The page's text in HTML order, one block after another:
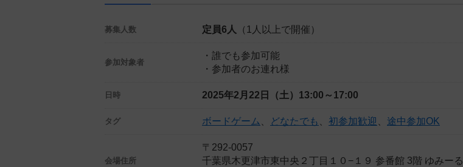
募集人数 定員6人 （1人以上で開催）
参加対象者
・誰でも参加可能
・参加者のお連れ様
日時 2025年2月22日（土） 13:00～17:00
タグ ボードゲーム どなたでも 初参加歓迎 途中参加OK
会場住所
〒292-0057
千葉県木更津市東中央２丁目１０−１９ 参番館 3階 ゆみーる